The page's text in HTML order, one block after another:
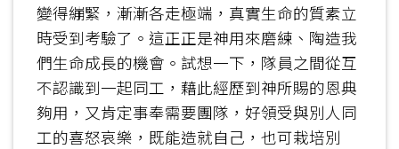
變得繃緊，漸漸各走極端，真實生命的質素立
時受到考驗了。這正正是神用來磨練、陶造我
們生命成長的機會。試想一下，隊員之間從互
不認識到一起同工，藉此經歷到神所賜的恩典
夠用，又肯定事奉需要團隊，好領受與別人同
工的喜怒哀樂，既能造就自己，也可栽培別